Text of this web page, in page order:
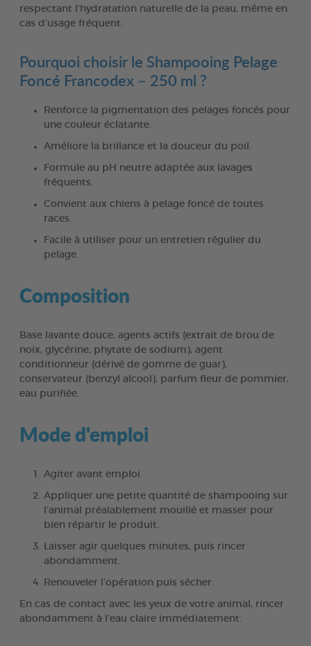
respectant l’hydratation naturelle de la peau, même en
cas d’usage fréquent.
Pourquoi choisir le Shampooing Pelage
Foncé Francodex – 250 ml ?
Renforce la pigmentation des pelages foncés pour
une couleur éclatante.
Améliore la brillance et la douceur du poil.
Formule au pH neutre adaptée aux lavages
fréquents.
Convient aux chiens à pelage foncé de toutes
races.
Facile à utiliser pour un entretien régulier du
pelage.
Composition
Base lavante douce, agents actifs (extrait de brou de
noix, glycérine, phytate de sodium), agent
conditionneur (dérivé de gomme de guar),
conservateur (benzyl alcool), parfum fleur de pommier,
eau purifiée.
Mode d'emploi
Agiter avant emploi.
Appliquer une petite quantité de shampooing sur
l’animal préalablement mouillé et masser pour
bien répartir le produit.
Laisser agir quelques minutes, puis rincer
abondamment.
Renouveler l’opération puis sécher.
En cas de contact avec les yeux de votre animal, rincer
abondamment à l’eau claire immédiatement.